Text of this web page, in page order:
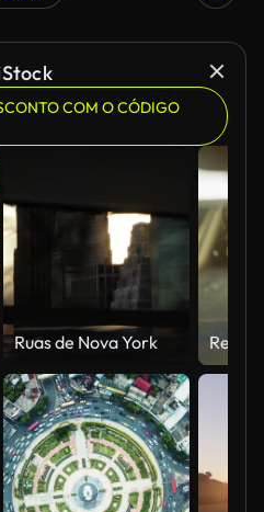
COM O CÓDIGO
Ruas de Nova York